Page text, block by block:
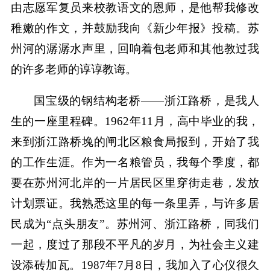
由志愿军复员来校教语文的恩师，是他帮我修改
稚嫩的作文，并鼓励我向《新少年报》投稿。苏
州河的潺潺水声里，回响着包老师和其他教过我
的许多老师的谆谆教诲。
国宝级的钢结构老桥——浙江路桥，是我人
生的一座里程碑。1962年11月，高中毕业的我，
来到浙江路桥堍的闸北区粮食局报到，开始了我
的工作生涯。作为一名粮管员，我每个季度，都
要在苏州河北岸的一片居民区里穿街走巷，发放
计划票证。我熟悉这里的每一条里弄，与许多居
民成为“点头朋友”。苏州河、浙江路桥，同我们
一起，度过了那段不平凡的岁月，为社会主义建
设添砖加瓦。1987年7月8日，我加入了心仪很久